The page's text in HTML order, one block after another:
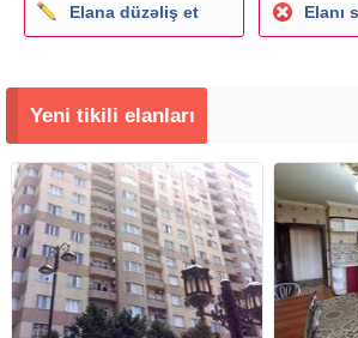
Elana düzəliş et Elanı
Yeni tikili elanları